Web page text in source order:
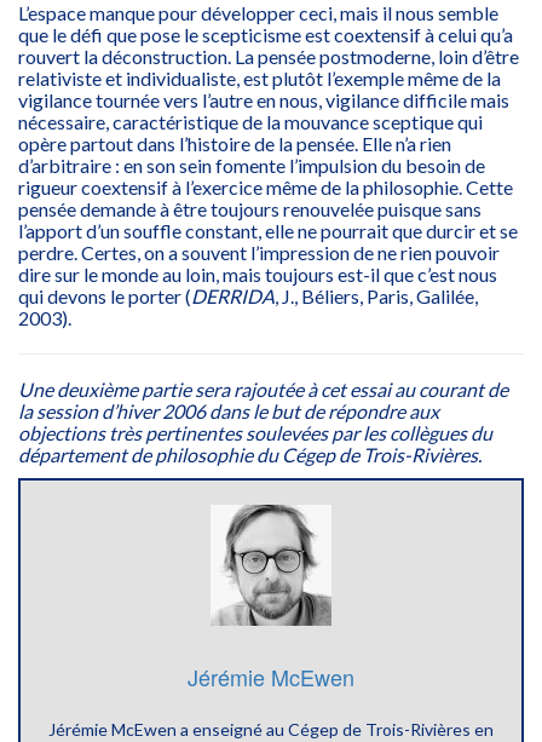
L’espace manque pour développer ceci, mais il nous semble
que le défi que pose le scepticisme est coextensif à celui qu’a
rouvert la déconstruction. La pensée postmoderne, loin d’être
relativiste et individualiste, est plutôt l’exemple même de la
vigilance tournée vers l’autre en nous, vigilance difficile mais
nécessaire, caractéristique de la mouvance sceptique qui
opère partout dans l’histoire de la pensée. Elle n’a rien
d’arbitraire : en son sein fomente l’impulsion du besoin de
rigueur coextensif à l’exercice même de la philosophie. Cette
pensée demande à être toujours renouvelée puisque sans
l’apport d’un souffle constant, elle ne pourrait que durcir et se
perdre. Certes, on a souvent l’impression de ne rien pouvoir
dire sur le monde au loin, mais toujours est-il que c’est nous
qui devons le porter (DERRIDA, J., Béliers, Paris, Galilée,
2003).
Une deuxième partie sera rajoutée à cet essai au courant de
la session d’hiver 2006 dans le but de répondre aux
objections très pertinentes soulevées par les collègues du
département de philosophie du Cégep de Trois-Rivières.
Jérémie McEwen
Jérémie McEwen a enseigné au Cégep de Trois-Rivières en